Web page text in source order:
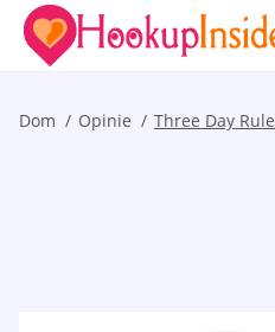
Dom Opinie Three Day Rule